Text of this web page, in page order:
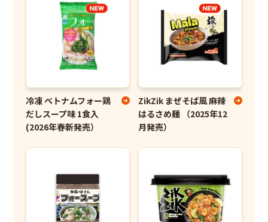
冷凍 ベトナムフォー鶏
だしスープ味 1食入
(2026年春新発売）
ZikZik まぜそば風 麻辣
はるさめ麺 （2025年12
月発売）